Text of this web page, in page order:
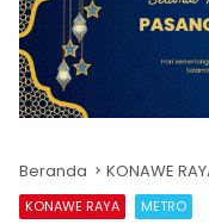
Beranda KONAWE
KONAWE RAYA METRO